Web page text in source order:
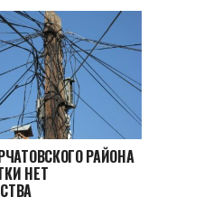
РАЙОНА
НЕТ